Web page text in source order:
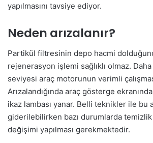
yapılmasını tavsiye ediyor.
Neden arızalanır?
Partikül filtresinin depo hacmi
rejenerasyon işlemi sağlıklı olmaz.
seviyesi araç motorunun verimli
Arızalandığında araç gösterge
ikaz lambası yanar. Belli teknikler ile bu
giderilebilirken bazı durumlarda
değişimi yapılması gerekmektedir.